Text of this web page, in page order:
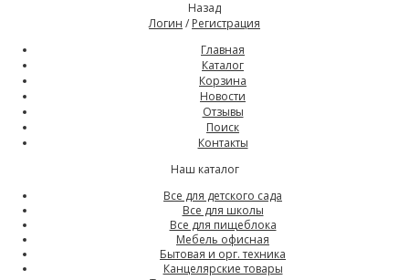
Назад
Логин / Регистрация
Главная
Каталог
Корзина
Новости
Отзывы
Поиск
Контакты
Наш каталог
Все для детского сада
Все для школы
Все для пищеблока
Мебель офисная
Бытовая и орг. техника
Канцелярские товары